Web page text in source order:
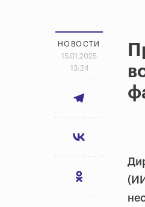
НОВОСТИ
15.01.2025
13:24